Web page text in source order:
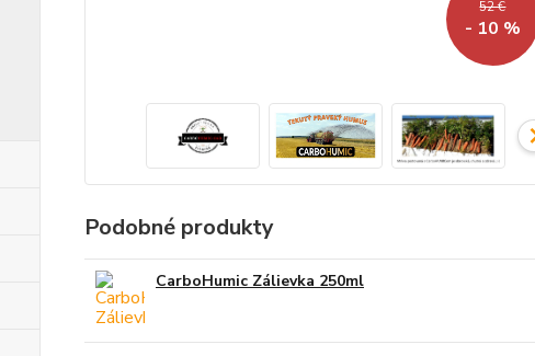
52 €
- 10 %
Podobné produkty
CarboHumic Zálievka 250ml